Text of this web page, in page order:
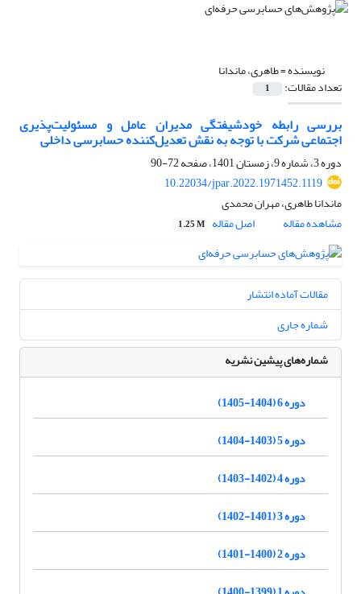
نویسنده =طاهری، ماندانا
تعداد مقالات: 1
بررسی رابطه خودشیفتگی مدیران عامل و مسئولیت‌پذیری
اجتماعی شرکت با توجه به نقش تعدیل‌کننده حسابرسی داخلی
دوره 3، شماره 9، زمستان 1401، صفحه
72-90
10.22034/jpar.2022.1971452.1119
ماندانا طاهری، مهران محمدی
مشاهده مقاله
اصل مقاله 1.25 M
مقالات آماده انتشار
شماره جاری
شماره‌های پیشین نشریه
دوره 6 (1404-1405)
دوره 5 (1403-1404)
دوره 4 (1402-1403)
دوره 3 (1401-1402)
دوره 2 (1400-1401)